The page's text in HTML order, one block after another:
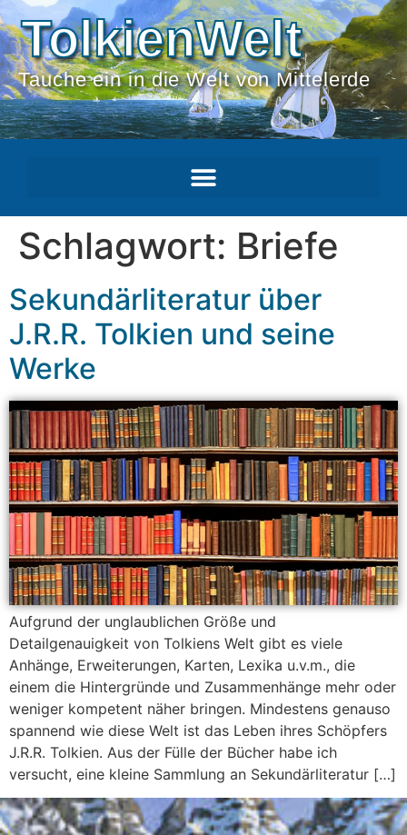
TolkienWelt
Tauche ein in die Welt von Mittelerde
Schlagwort: Briefe
Sekundärliteratur über
J.R.R. Tolkien und seine
Werke
Aufgrund der unglaublichen Größe und
Detailgenauigkeit von Tolkiens Welt gibt es viele
Anhänge, Erweiterungen, Karten, Lexika u.v.m., die
einem die Hintergründe und Zusammenhänge mehr oder
weniger kompetent näher bringen. Mindestens genauso
spannend wie diese Welt ist das Leben ihres Schöpfers
J.R.R. Tolkien. Aus der Fülle der Bücher habe ich
versucht, eine kleine Sammlung an Sekundärliteratur […]